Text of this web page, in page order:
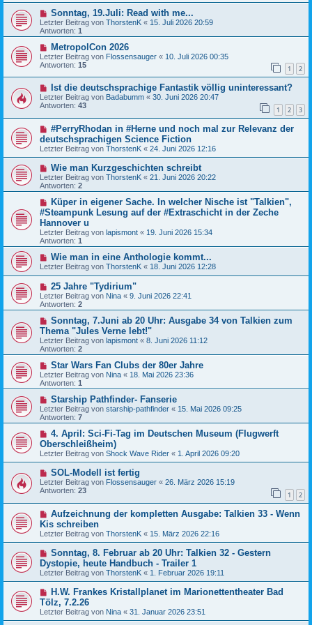
Sonntag, 19.Juli: Read with me...
Letzter Beitrag von ThorstenK « 15. Juli 2026 20:59
Antworten: 1
MetropolCon 2026
Letzter Beitrag von Flossensauger « 10. Juli 2026 00:35
Antworten: 15 1 2
Ist die deutschsprachige Fantastik völlig uninteressant?
Letzter Beitrag von Badabumm « 30. Juni 2026 20:47
Antworten: 43 1 2 3
#PerryRhodan in #Herne und noch mal zur Relevanz der
deutschsprachigen Science Fiction
Letzter Beitrag von ThorstenK « 24. Juni 2026 12:16
Wie man Kurzgeschichten schreibt
Letzter Beitrag von ThorstenK « 21. Juni 2026 20:22
Antworten: 2
Küper in eigener Sache. In welcher Nische ist "Talkien",
#Steampunk Lesung auf der #Extraschicht in der Zeche
Hannover u
Letzter Beitrag von lapismont « 19. Juni 2026 15:34
Antworten: 1
Wie man in eine Anthologie kommt...
Letzter Beitrag von ThorstenK « 18. Juni 2026 12:28
25 Jahre "Tydirium"
Letzter Beitrag von Nina « 9. Juni 2026 22:41
Antworten: 2
Sonntag, 7.Juni ab 20 Uhr: Ausgabe 34 von Talkien zum
Thema "Jules Verne lebt!"
Letzter Beitrag von lapismont « 8. Juni 2026 11:12
Antworten: 2
Star Wars Fan Clubs der 80er Jahre
Letzter Beitrag von Nina « 18. Mai 2026 23:36
Antworten: 1
Starship Pathfinder- Fanserie
Letzter Beitrag von starship-pathfinder « 15. Mai 2026 09:25
Antworten: 7
4. April: Sci-Fi-Tag im Deutschen Museum (Flugwerft
Oberschleißheim)
Letzter Beitrag von Shock Wave Rider « 1. April 2026 09:20
SOL-Modell ist fertig
Letzter Beitrag von Flossensauger « 26. März 2026 15:19
Antworten: 23 1 2
Aufzeichnung der kompletten Ausgabe: Talkien 33 - Wenn
Kis schreiben
Letzter Beitrag von ThorstenK « 15. März 2026 22:16
Sonntag, 8. Februar ab 20 Uhr: Talkien 32 - Gestern
Dystopie, heute Handbuch - Trailer 1
Letzter Beitrag von ThorstenK « 1. Februar 2026 19:11
H.W. Frankes Kristallplanet im Marionettentheater Bad
Tölz, 7.2.26
Letzter Beitrag von Nina « 31. Januar 2026 23:51